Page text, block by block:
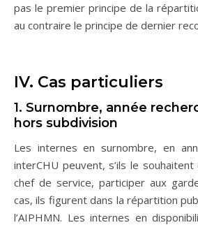
pas le premier principe de la
au contraire le principe de dernier
IV. Cas particuliers
1. Surnombre, année
hors subdivision
Les internes en surnombre, en
interCHU peuvent, s’ils le
chef de service, participer aux
cas, ils figurent dans la répartition
l’AIPHMN. Les internes en